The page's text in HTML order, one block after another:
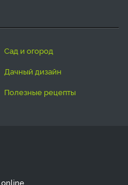
сад и огород
дачный дизайн
полезные рецепты
online